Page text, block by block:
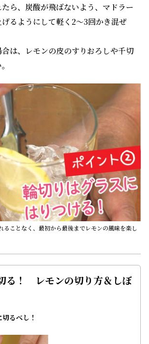
ら、炭酸が飛ばないよう、マドラー
るようにして軽く2〜3回かき混ぜ
は、レモンの皮のすりおろしや千切
ることなく、最初から最後までレモンの風味を楽し
る！ レモンの切り方＆しぼ
るべし！